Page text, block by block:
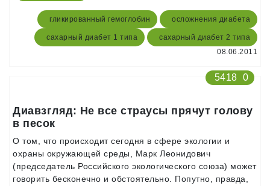
гликированный гемоглобин осложнения диабета
сахарный диабет 1 типа
сахарный диабет 2 типа
08.06.2011
5418 0
Диавзгляд: Не все страусы прячут голову
в песок
О том, что происходит сегодня в сфере экологии и
охраны окружающей среды, Марк Леонидович
(председатель Российского экологического союза) может
говорить бесконечно и обстоятельно. Попутно, правда,